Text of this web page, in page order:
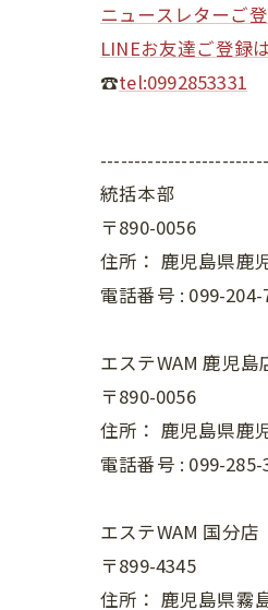
ニュースレターご
LINEお友達ご登録
☎tel:0992853331
統括本部
〒890-0056
住所： 鹿児島県鹿
電話番号 : 099-204-
エステWAM 鹿児島
〒890-0056
住所： 鹿児島県鹿
電話番号 : 099-285-
エステWAM 国分店
〒899-4345
住所： 鹿児島県霧